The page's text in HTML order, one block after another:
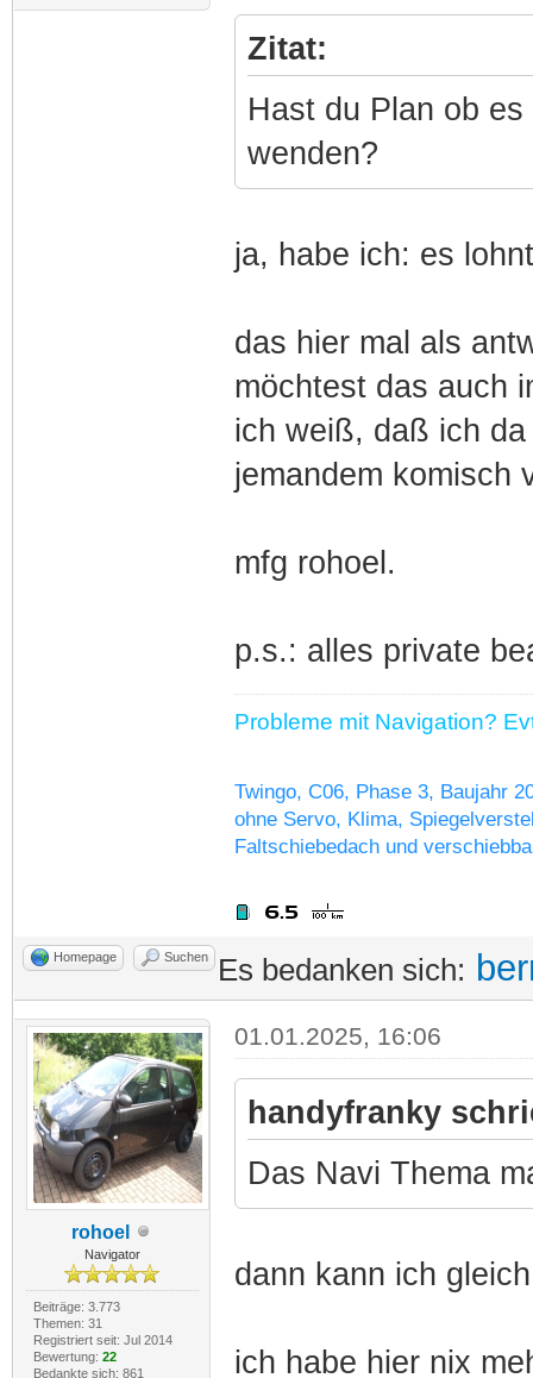
Zitat:
Hast du Plan ob
wenden?
ja, habe ich: es
das hier mal als
möchtest das auch
ich weiß, daß ich
jemandem komisch
mfg rohoel.
p.s.: alles private
Probleme mit Navigation?
Twingo, C06, Phase 3, Baujahr
ohne Servo, Klima,
Faltschiebedach und
Homepage Suchen Es bedanken sich:
rohoel
Navigator
Beiträge: 3.773
Themen: 31
Registriert seit: Jul 2014
Bewertung: 22
Bedankte sich: 861
01.01.2025, 16:06
handyfranky
Das Navi Thema
dann kann ich
ich habe hier nix